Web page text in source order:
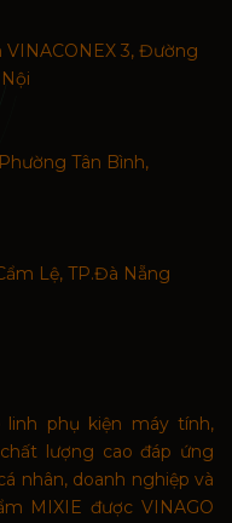
VINACONEX 3, Đường
Tân Bình,
Lệ, TP.Đà Nẵng
linh phụ kiện máy tính,
lượng cao đáp ứng
nhân, doanh nghiệp và
MIXIE được VINAGO